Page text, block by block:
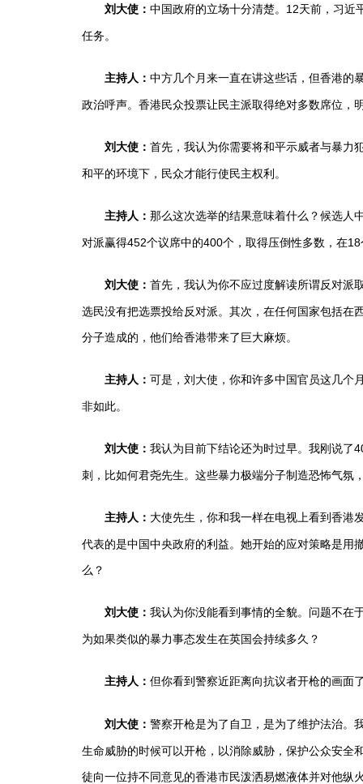
刘大使： 中国政府的立场十分清楚。12天前，习近
任务。
主持人： 中方几个月来一直在讲这些话，但香港的
政治呼声。香港民众投票让民主派取得绝对多数席位，
刘大使： 首先，我认为你需要将和平示威者与暴力
和平的环境下，民众才能行使民主权利。
主持人： 那么这次选举的结果意味着什么？候选人
对派赢得452个议席中的400个，取得压倒性多数，在
刘大使： 首先，我认为你不应过度解读所谓反对派
选民没有把选票投给反对派。其次，在任何国家包括在
分子造成的，他们给香港带来了巨大麻烦。
主持人： 可是，刘大使，你和许多中国官员这几个
非如此。
刘大使： 我认为目前下结论还为时过早。我刚说了
刺，比如何君尧先生。这些暴力极端分子制造恐怖气氛
主持人： 大使先生，你和我一样在电视上看到香港
代表的是中国中央政府的利益。她开始的应对策略是用
么？
刘大使： 我认为你没能看到事情的全貌。问题不在
为如果类似的暴力事态发生在英国会持续多久？
主持人： 但你看到警察近距离向抗议者开枪的画面
刘大使： 警察开枪是为了自卫，是为了维护法治。
生命威胁的时候可以开枪，以消除威胁，保护公众安全
徒向一位持不同意见的香港市民泼洒易燃液体并对他纵